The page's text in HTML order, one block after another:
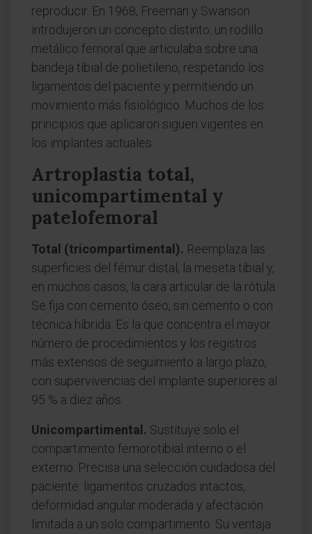
reproducir. En 1968, Freeman y Swanson
introdujeron un concepto distinto: un rodillo
metálico femoral que articulaba sobre una
bandeja tibial de polietileno, respetando los
ligamentos del paciente y permitiendo un
movimiento más fisiológico. Muchos de los
principios que aplicaron siguen vigentes en
los implantes actuales.
Artroplastia total,
unicompartimental y
patelofemoral
Total (tricompartimental). Reemplaza las
superficies del fémur distal, la meseta tibial y,
en muchos casos, la cara articular de la rótula.
Se fija con cemento óseo, sin cemento o con
técnica híbrida. Es la que concentra el mayor
número de procedimientos y los registros
más extensos de seguimiento a largo plazo,
con supervivencias del implante superiores al
95 % a diez años.
Unicompartimental. Sustituye solo el
compartimento femorotibial interno o el
externo. Precisa una selección cuidadosa del
paciente: ligamentos cruzados intactos,
deformidad angular moderada y afectación
limitada a un solo compartimento. Su ventaja